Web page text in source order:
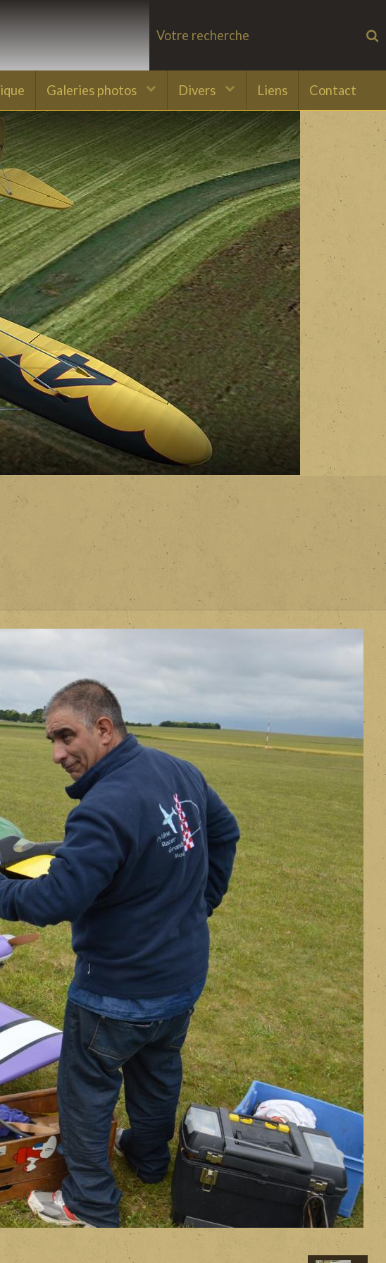
Galeries photos Divers Liens Contact